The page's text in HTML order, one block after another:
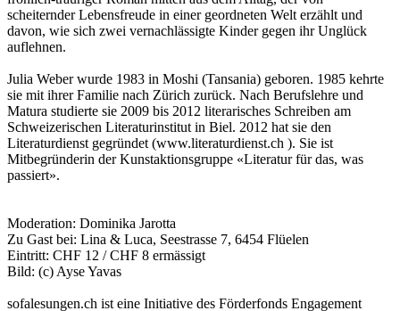
scheiternder Lebensfreude in einer geordneten Welt erzählt und
davon, wie sich zwei vernachlässigte Kinder gegen ihr Unglück
auflehnen.
Julia Weber wurde 1983 in Moshi (Tansania) geboren. 1985 kehrte
sie mit ihrer Familie nach Zürich zurück. Nach Berufslehre und
Matura studierte sie 2009 bis 2012 literarisches Schreiben am
Schweizerischen Literaturinstitut in Biel. 2012 hat sie den
Literaturdienst gegründet (www.literaturdienst.ch ). Sie ist
Mitbegründerin der Kunstaktionsgruppe «Literatur für das, was
passiert».
Moderation: Dominika Jarotta
Zu Gast bei: Lina & Luca, Seestrasse 7, 6454 Flüelen
Eintritt: CHF 12 / CHF 8 ermässigt
Bild: (c) Ayse Yavas
sofalesungen.ch ist eine Initiative des Förderfonds Engagement